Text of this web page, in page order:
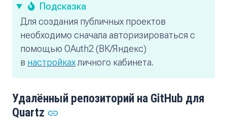
Подсказка
Для создания публичных проектов
необходимо сначала авторизироваться с
помощью OAuth2 (ВК/Яндекс)
в настройкахличного кабинета.
Удалённый репозиторий на GitHub для
Quartz